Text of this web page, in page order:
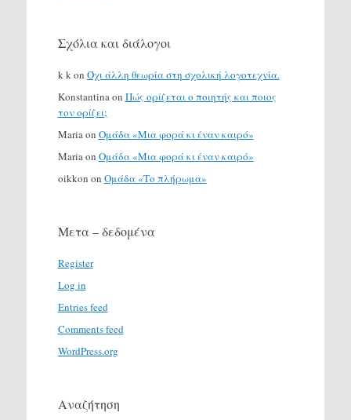
Σχόλια και διάλογοι
k k on Όχι άλλη θεωρία στη σχολική λογοτεχνία.
Konstantina on Πώς ορίζεται ο ποιητής και ποιος
τον ορίζει;
Maria on Ομάδα «Μια φορά κι έναν καιρό»
Maria on Ομάδα «Μια φορά κι έναν καιρό»
oikkon on Ομάδα «Το πλήρωμα»
Μετα – δεδομένα
Register
Log in
Entries feed
Comments feed
WordPress.org
Αναζήτηση